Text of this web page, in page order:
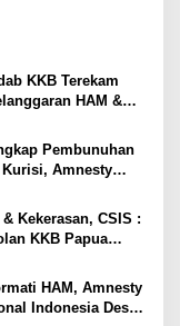
KKB Terekam
HAM &
Pembunuhan
Amnesty
Bersenjata
Sipil Papua
Kekerasan, CSIS :
KKB Papua
HAM, Amnesty
Indonesia Desak